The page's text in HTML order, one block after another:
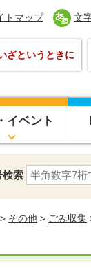
トマップ 文
ざというときに
イベント
検索
> その他 > ごみ収集